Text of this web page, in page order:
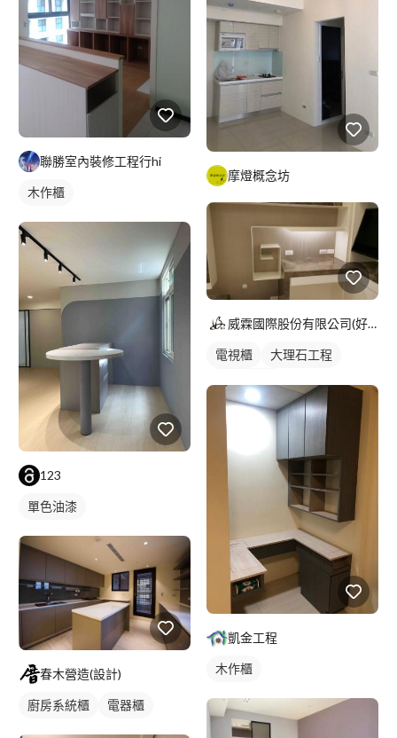
聯勝室內裝修工程行hi
木作櫃
123
單色油漆
春木營造(設計)
廚房系統櫃 電器櫃
摩燈概念坊
威霖國際股份有限公司(好設計)
電視櫃
大理石工程
石材檯面/物件
間接照明
凱金工程
木作櫃